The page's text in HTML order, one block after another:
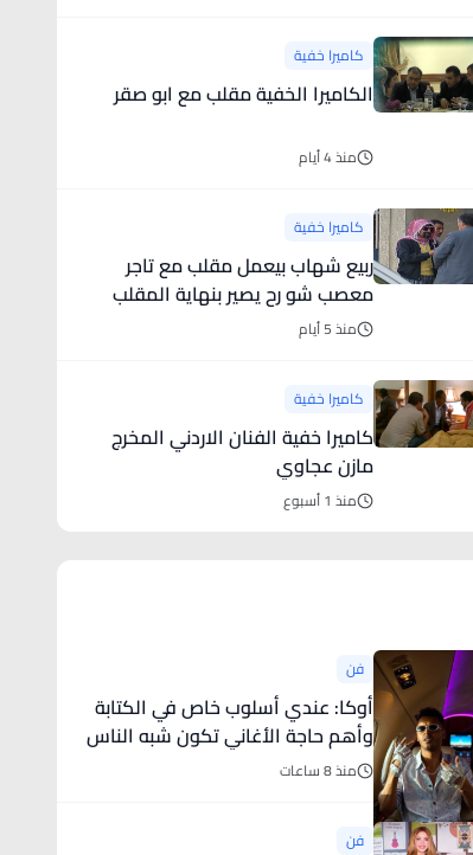
كاميرا خفية
الكاميرا الخفية مقلب مع ابو صقر
منذ 4 أيام
كاميرا خفية
ربيع شهاب بيعمل مقلب مع تاجر
معصب شو رح يصير بنهاية المقلب
منذ 5 أيام
كاميرا خفية
كاميرا خفية الفنان الاردني المخرج
مازن عجاوي
منذ 1 أسبوع
فن
أوكا: عندي أسلوب خاص في الكتابة
وأهم حاجة الأغاني تكون شبه الناس
منذ 8 ساعات
فن